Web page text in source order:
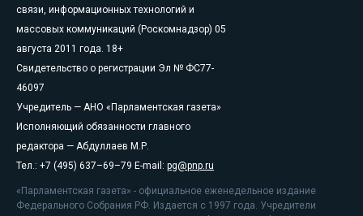
связи, информационных технологий и
массовых коммуникаций (Роскомнадзор) 05
августа 2011 года. 18+
Свидетельство о регистрации Эл № ФС77-
46097
Учредитель — АНО «Парламентская газета»
Исполняющий обязанности главного
редактора — Абдуллаев М.Р.
Тел.: +7 (495) 637–69–79 E-mail: pg@pnp.ru
«Парламентская газета» - официальное еженедельное издание
Федерального Собрания РФ. Издается с 1997 года. Учредители